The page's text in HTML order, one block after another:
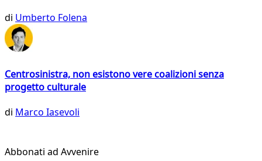
di Umberto Folena
Centrosinistra, non esistono vere coalizioni senza
progetto culturale
di Marco Iasevoli
Abbonati ad Avvenire